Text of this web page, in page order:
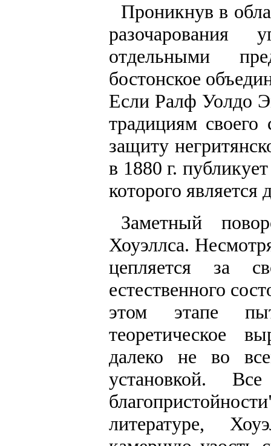
Проникнув в
разочарования
отдельными
бостонское
Если Ралф Уолдо
традициям
защиту
в 1880 г.
которого является
Заметный
Хоуэллса.
цепляется за
естественного
этом этапе
теоретическое
далеко не во
установкой.
литературе,